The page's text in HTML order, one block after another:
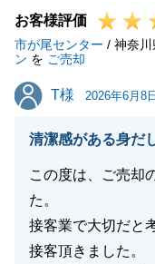
お客様評価
市が尾センター / 神奈川
ン を ご売却
T様
T様 2026年6月8日
清潔感がある身だ
この度は、ご売却
た。
接客業で大切だと
接客頂きました。